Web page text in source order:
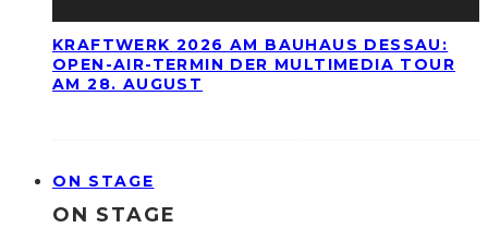
KRAFTWERK 2026 AM BAUHAUS DESSAU:
OPEN-AIR-TERMIN DER MULTIMEDIA TOUR
AM 28. AUGUST
ON STAGE
ON STAGE